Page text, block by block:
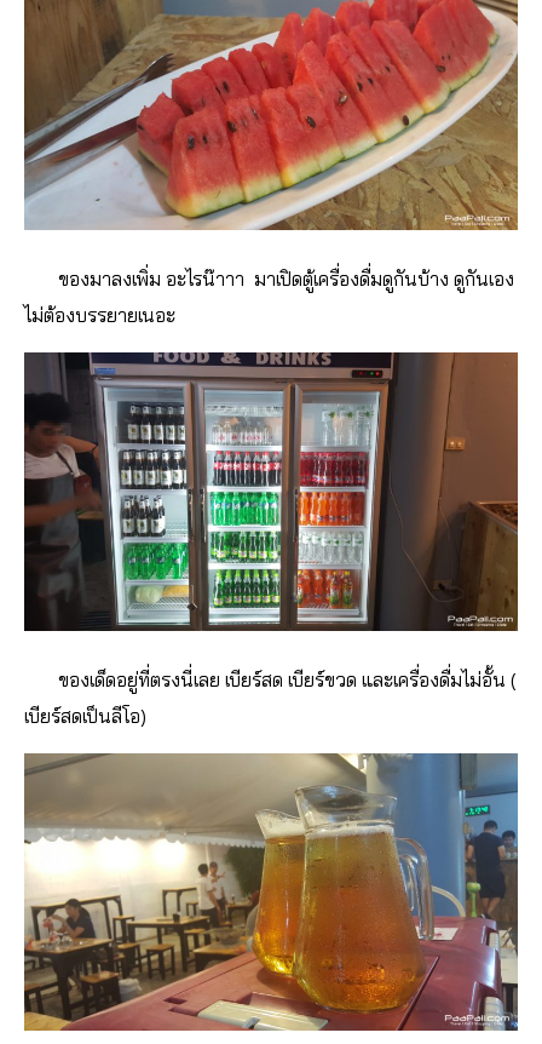
ของมาลงเพิ่ม อะไรน๊าาา มาเปิดตู้เครื่องดื่มดูกันบ้าง ดูกันเอง
ไม่ต้องบรรยายเนอะ
ของเด็ดอยู่ที่ตรงนี่เลย เบียร์สด เบียร์ขวด และเครื่องดื่มไม่อั้น (
เบียร์สดเป็นลีโอ)